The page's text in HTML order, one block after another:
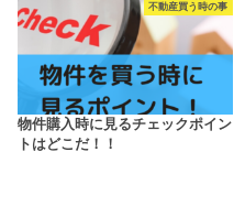
不動産買う時の事
物件購入時に見るチェックポイン
トはどこだ！！